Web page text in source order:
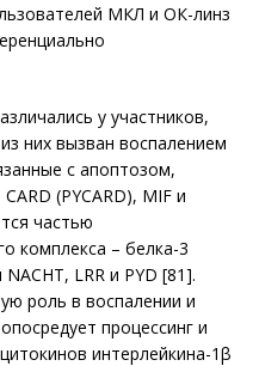
МКЛ и ОК-линз
у участников,
них вызван воспалением
с апоптозом,
(PYCARD), MIF и
частью
комплекса – белка-3
LRR и PYD [81].
роль в воспалении и
процессинг и
интерлейкина-1β